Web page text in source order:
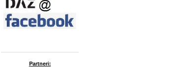
Partneri: